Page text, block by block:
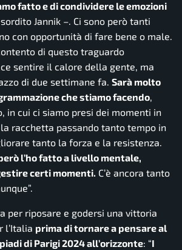
fatto e di condividere le emozioni
Jannik –. Ci sono però tanti
con opportunità di fare bene o male.
di questo traguardo
sentire il calore della gente, ma
di due settimane fa. Sarà molto
che stiamo facendo,
in cui ci siamo presi dei momenti in
racchetta passando tanto tempo in
tanto la forza e la resistenza.
l’ho fatto a livello mentale,
certi momenti. C’è ancora tanto
per riposare e godersi una vittoria
l’Italia prima di tornare a pensare al
di Parigi 2024 all’orizzonte: “I